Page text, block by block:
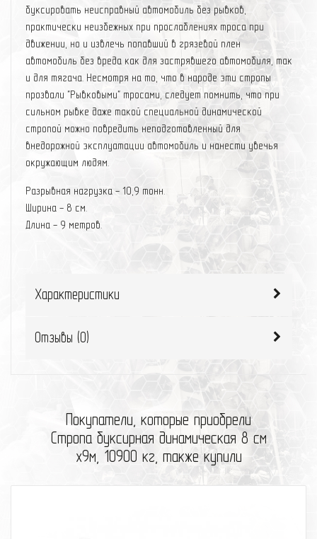
буксировать неисправный автомобиль без рывков,
практически неизбежных при прослаблениях троса при
движении, но и извлечь попавший в грязевой плен
автомобиль без вреда как для застрявшего автомобиля, так
и для тягача. Несмотря на то, что в народе эти стропы
прозвали "Рывковыми" тросами, следует помнить, что при
сильном рывке даже такой специальной динамической
стропой можно повредить неподготовленный для
внедорожной эксплуатации автомобиль и нанести увечья
окружающим людям.
Разрывная нагрузка - 10,9 тонн.
Ширина - 8 см.
Длина - 9 метров.
Характеристики
Отзывы (0)
Покупатели, которые приобрели
Стропа буксирная динамическая 8 см
х9м, 10900 кг, также купили